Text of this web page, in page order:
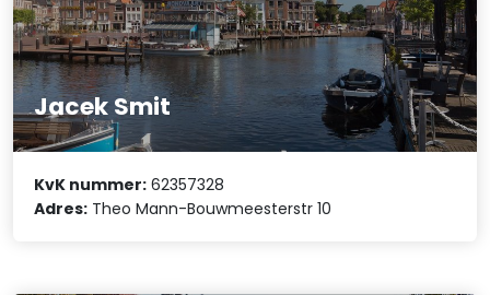
Jacek Smit
KvK nummer: 62357328
Adres: Theo Mann-Bouwmeesterstr 10